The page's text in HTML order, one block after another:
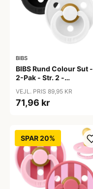
BIBS
BIBS Rund Colour Sut -
2-Pak - Str. 2 -
Black/White
VEJL. PRIS 89,95 KR
71,96 kr
SPAR 20%